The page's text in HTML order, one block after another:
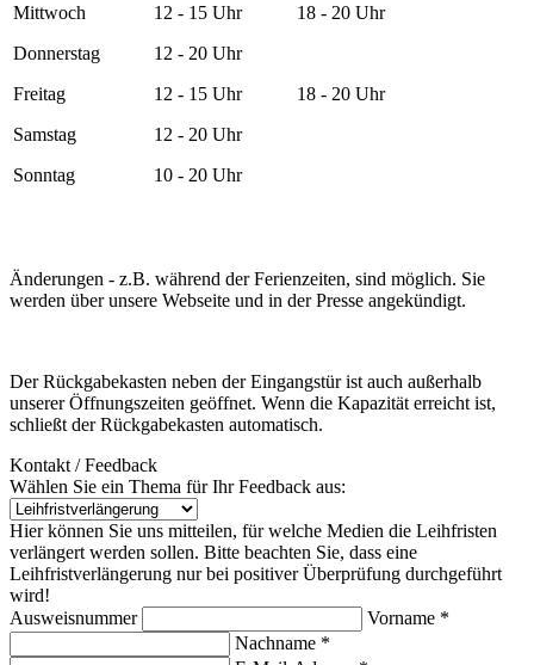
Mittwoch
Donnerstag
Freitag
Samstag
Sonntag
12 - 15 Uhr
12 - 20 Uhr
12 - 15 Uhr
12 - 20 Uhr
10 - 20 Uhr
18 - 20 Uhr
18 - 20 Uhr
Änderungen - z.B. während der Ferienzeiten, sind möglich. Sie
werden über unsere Webseite und in der Presse angekündigt.
Der Rückgabekasten neben der Eingangstür ist auch außerhalb
unserer Öffnungszeiten geöffnet. Wenn die Kapazität erreicht ist,
schließt der Rückgabekasten automatisch.
Kontakt / Feedback
Wählen Sie ein Thema für Ihr Feedback aus:
Hier können Sie uns mitteilen, für welche Medien die Leihfristen
verlängert werden sollen. Bitte beachten Sie, dass eine
Leihfristverlängerung nur bei positiver Überprüfung durchgeführt
wird!
Ausweisnummer
Vorname *
Nachname *